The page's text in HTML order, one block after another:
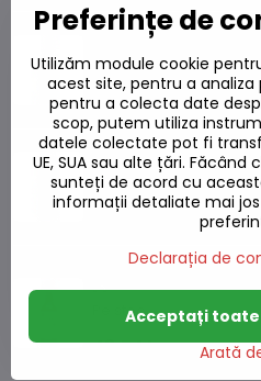
Sos de pește
Pe stoc
23,49 L
Sos de pește
Pe stoc
21,58 L
Sos de pește
Pe stoc
43,74 L
Preferințe de
Utilizăm module cookie
acest site, pentru a
pentru a colecta date
scop, putem utiliza
datele colectate pot fi
UE, SUA sau alte țări. Făcând
sunteți de acord cu
informații detaliate mai
Declarația de
Arată
Acceptați